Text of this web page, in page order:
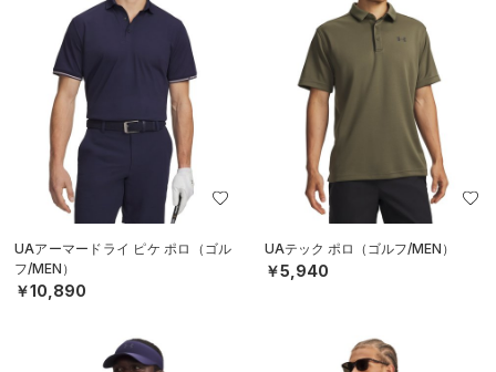
UAアーマードライ ピケ ポロ（ゴル
フ/MEN）
￥10,890
UAテック ポロ（ゴルフ/MEN）
￥5,940